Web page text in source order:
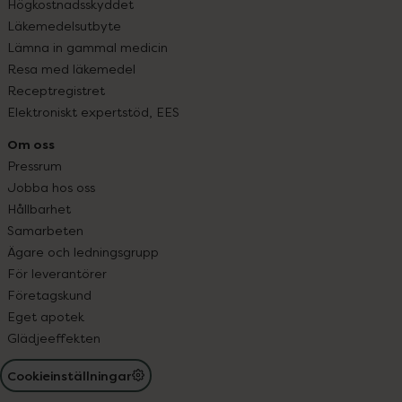
Högkostnadsskyddet
Läkemedelsutbyte
Lämna in gammal medicin
Resa med läkemedel
Receptregistret
Elektroniskt expertstöd, EES
Om oss
Pressrum
Jobba hos oss
Hållbarhet
Samarbeten
Ägare och ledningsgrupp
För leverantörer
Företagskund
Eget apotek
Glädjeeffekten
Cookieinställningar